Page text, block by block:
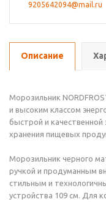
9205642094@mail.ru
Описание
Морозильник
и высоким классом
быстрой и
хранения пищевых
Морозильник черного
ручкой и продуманным
стильным и
устройства 109 см. Для